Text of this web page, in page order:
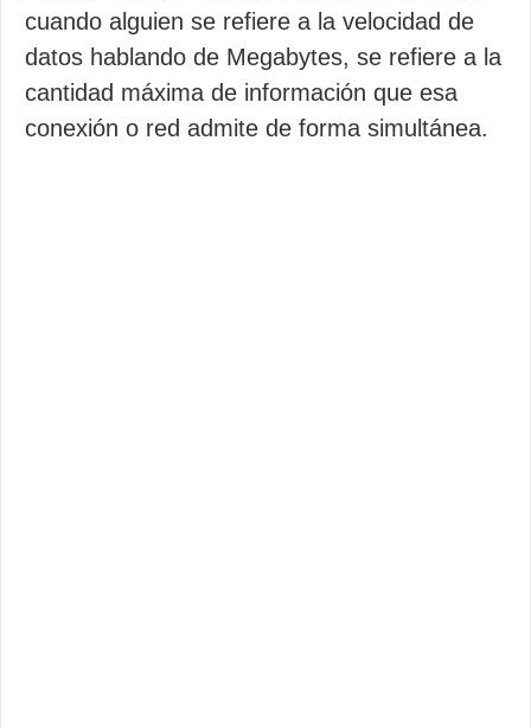
cuando alguien se refiere a la velocidad de
datos hablando de Megabytes, se refiere a la
cantidad máxima de información que esa
conexión o red admite de forma simultánea.